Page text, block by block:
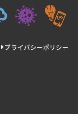
プライバシーポリシー